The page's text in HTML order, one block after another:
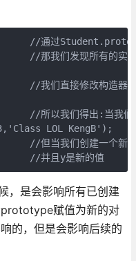
通过
们发现所有的实例都
们直接修改构造器的
我们得出:当我们修改
LOL KengB');
当我们创建一个新的实
并且y是新的值
，是会影响所有已创建
赋值为新的对
的，但是会影响后续的